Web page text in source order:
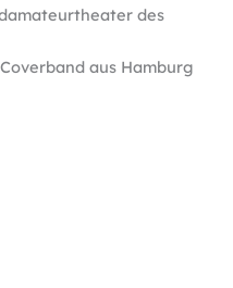
des
aus Hamburg